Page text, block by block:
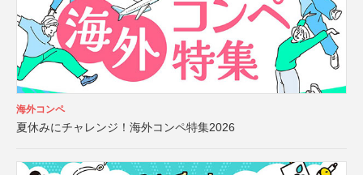
海外コンペ
夏休みにチャレンジ！海外コンペ特集2026